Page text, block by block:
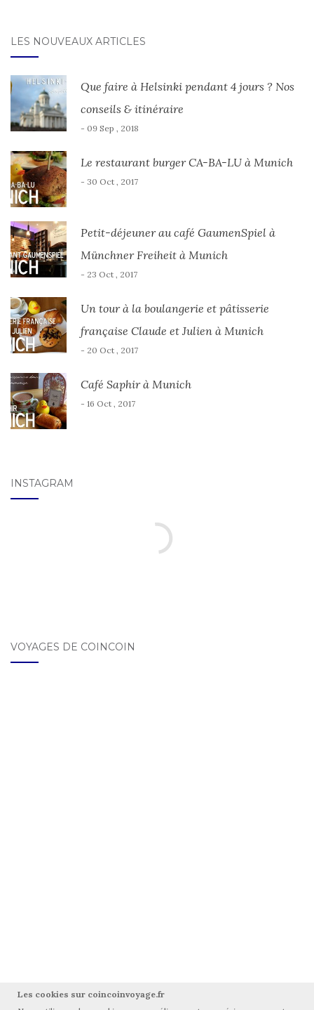
LES NOUVEAUX ARTICLES
Que faire à Helsinki pendant 4 jours ? Nos
conseils & itinéraire
- 09 Sep , 2018
Le restaurant burger CA-BA-LU à Munich
- 30 Oct , 2017
Petit-déjeuner au café GaumenSpiel à
Münchner Freiheit à Munich
- 23 Oct , 2017
Un tour à la boulangerie et pâtisserie
française Claude et Julien à Munich
- 20 Oct , 2017
Café Saphir à Munich
- 16 Oct , 2017
INSTAGRAM
VOYAGES DE COINCOIN
Les cookies sur coincoinvoyage.fr